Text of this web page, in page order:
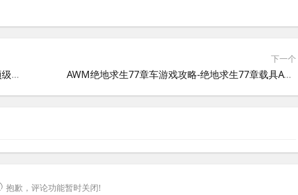
绝地求生顶级指挥攻略-如何成为绝地求生中的顶级指挥
下一个
AWM绝地求生77章车游戏攻略-绝地求生77章载具AWM玩法深度解析
抱歉，评论功能暂时关闭!